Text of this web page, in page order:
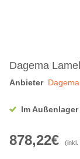
Dagema
Anbieter Dagema
Im
878,22€ (inkl.